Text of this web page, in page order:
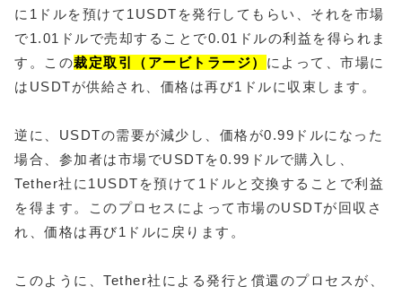
に1ドルを預けて1USDTを発行してもらい、それを市場
で1.01ドルで売却することで0.01ドルの利益を得られま
す。この裁定取引（アービトラージ） によって、市場に
はUSDTが供給され、価格は再び1ドルに収束します。
逆に、USDTの需要が減少し、価格が0.99ドルになった
場合、参加者は市場でUSDTを0.99ドルで購入し、
Tether社に1USDTを預けて1ドルと交換することで利益
を得ます。このプロセスによって市場のUSDTが回収さ
れ、価格は再び1ドルに戻ります。
このように、Tether社による発行と償還のプロセスが、